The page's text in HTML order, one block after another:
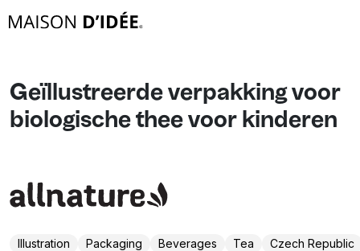
Geïllustreerde verpakking voor
biologische thee voor kinderen
Illustration Packaging Beverages Tea Czech Republic